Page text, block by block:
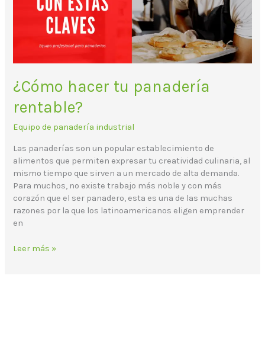
¿Cómo hacer tu panadería
rentable?
Equipo de panadería industrial
Las panaderías son un popular establecimiento de
alimentos que permiten expresar tu creatividad culinaria, al
mismo tiempo que sirven a un mercado de alta demanda.
Para muchos, no existe trabajo más noble y con más
corazón que el ser panadero, esta es una de las muchas
razones por la que los latinoamericanos eligen emprender
en
Leer más »